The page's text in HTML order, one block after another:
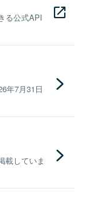
る公式API
年7月31日
載していま